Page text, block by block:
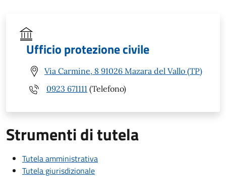
Ufficio protezione civile
Via Carmine, 8 91026 Mazara del Vallo (TP)
0923 671111 (Telefono)
Strumenti di tutela
Tutela amministrativa
Tutela giurisdizionale